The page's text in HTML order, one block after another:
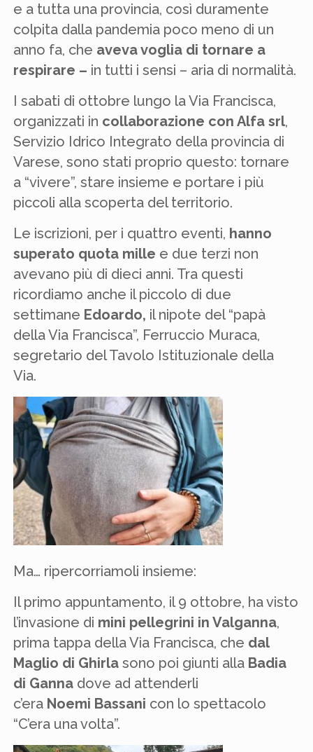
e a tutta una provincia, così duramente
colpita dalla pandemia poco meno di un
anno fa, che aveva voglia di tornare a
respirare – in tutti i sensi – aria di normalità.
I sabati di ottobre lungo la Via Francisca,
organizzati in collaborazione con Alfa srl,
Servizio Idrico Integrato della provincia di
Varese, sono stati proprio questo: tornare
a “vivere”, stare insieme e portare i più
piccoli alla scoperta del territorio.
Le iscrizioni, per i quattro eventi, hanno
superato quota mille e due terzi non
avevano più di dieci anni. Tra questi
ricordiamo anche il piccolo di due
settimane Edoardo, il nipote del “papà
della Via Francisca”, Ferruccio Muraca,
segretario del Tavolo Istituzionale della
Via.
Ma… ripercorriamoli insieme:
Il primo appuntamento, il 9 ottobre, ha visto
l’invasione di mini pellegrini in Valganna,
prima tappa della Via Francisca, che dal
Maglio di Ghirla sono poi giunti alla Badia
di Ganna dove ad attenderli
c’era Noemi Bassani con lo spettacolo
“C’era una volta”.